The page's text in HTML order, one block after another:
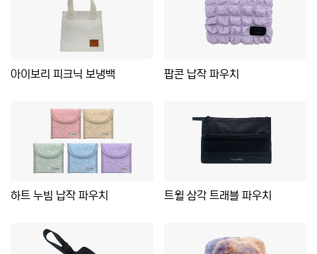
아이보리 피크닉 보냉백 팝콘 납작 파우치
하트 누빔 납작 파우치 트윌 삼각 트래블 파우치